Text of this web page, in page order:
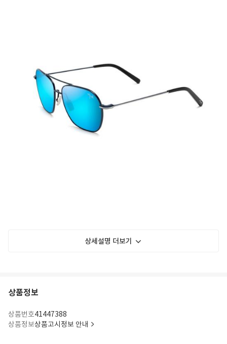
상세설명 더보기
상품정보
상품번호41447388
상품정보상품고시정보 안내